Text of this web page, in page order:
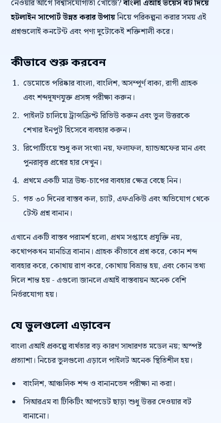
নেওয়ার আগে বিশ্বাসযোগ্যতা খোঁজে?বাংলা এআই ভয়েস বট দিয়ে
হটলাইন সাপোর্ট উন্নত করার উপায়নিয়ে পরিকল্পনা করার সময় এই
প্রশ্নগুলোই কনটেন্ট এবং পণ্য দুটোকেই শক্তিশালী করে।
কীভাবে শুরু করবেন
ডেমোতে পরিষ্কার বাংলা, বাংলিশ, অসম্পূর্ণ বাক্য, রাগী গ্রাহক
এবং শব্দদূষণযুক্ত প্রসঙ্গ পরীক্ষা করুন।
পাইলট চালিয়ে ট্রান্সক্রিপ্ট রিভিউ করুন এবং ভুল উত্তরকে
শেখার ইনপুট হিসেবে ব্যবহার করুন।
রিপোর্টিংয়ে শুধু কল সংখ্যা নয়, ফলাফল, হ্যান্ডঅফের মান এবং
পুনরাবৃত্ত প্রশ্নের হার দেখুন।
প্রথমে একটি মাত্র উচ্চ-চাপের ব্যবহার ক্ষেত্র বেছে নিন।
গত ৩০ দিনের বাস্তব কল, চ্যাট, এফএকিউ এবং অভিযোগ থেকে
টেস্ট প্রশ্ন বানান।
এখানে একটি বাস্তব পরামর্শ হলো, প্রথম সপ্তাহে প্রযুক্তি নয়,
কথোপকথন মানচিত্র বানান। গ্রাহক কীভাবে প্রশ্ন করে, কোন শব্দ
ব্যবহার করে, কোথায় রাগ করে, কোথায় বিভ্রান্ত হয়, এবং কোন তথ্য
দিলে শান্ত হয় - এগুলো জানলে এআই বাস্তবায়ন অনেক বেশি
নির্ভরযোগ্য হয়।
যে ভুলগুলো এড়াবেন
বাংলা এআই প্রকল্পে ব্যর্থতার বড় কারণ সাধারণত মডেল নয়; অস্পষ্ট
প্রত্যাশা। নিচের ভুলগুলো এড়ালে পাইলট অনেক স্থিতিশীল হয়।
বাংলিশ, আঞ্চলিক শব্দ ও বানানভেদ পরীক্ষা না করা।
সিআরএম বা টিকিটিং আপডেট ছাড়া শুধু উত্তর দেওয়ার বট
বানানো।